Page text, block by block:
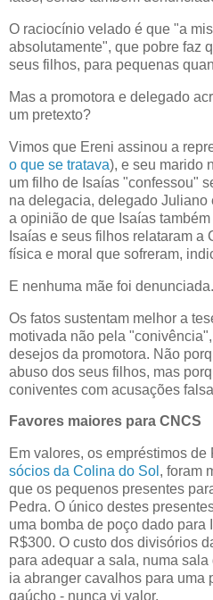
O raciocínio velado é que "a
absolutamente", que pobre faz
seus filhos, para pequenas
Mas a promotora e delegado
um pretexto?
Vimos que Ereni assinou a
o que se tratava), e seu marido
um filho de Isaías "confessou"
na delegacia, delegado Juliano
a opinião de que Isaías
Isaías e seus filhos relataram a
física e moral que sofreram,
E nenhuma mãe foi denunciada.
Os fatos sustentam melhor a
motivada não pela
desejos da promotora. Não
abuso dos seus filhos, mas
coniventes com acusações
Favores maiores para CNCS
Em valores, os empréstimos de
sócios da Colina do Sol , foram
que os pequenos presentes
Pedra. O único destes
uma bomba de poço dado para
R$300. O custo dos divisórios
para adequar a sala, numa
ia abranger cavalhos para uma
gaúcho - nunca vi valor.